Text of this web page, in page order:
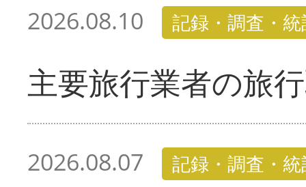
2026.08.10 記録・調査・
主要旅行業者の旅
2026.08.07 記録・調査・